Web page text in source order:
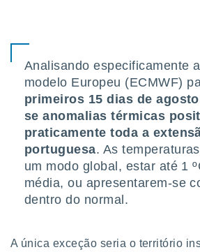
Analisando especificamente
modelo Europeu (ECMWF)
primeiros 15 dias de
se anomalias térmicas
praticamente toda a
portuguesa. As
um modo global, estar até 1
média, ou apresentarem-se
dentro do normal.
A única exceção seria o território